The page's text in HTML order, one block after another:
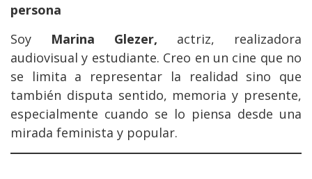
persona
Soy Marina Glezer, actriz, realizadora
audiovisual y estudiante. Creo en un cine que no
se limita a representar la realidad sino que
también disputa sentido, memoria y presente,
especialmente cuando se lo piensa desde una
mirada feminista y popular.